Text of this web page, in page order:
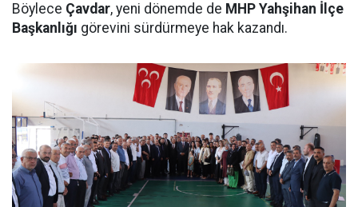
Böylece Çavdar, yeni dönemde de MHP Yahşihan İlçe
Başkanlığı görevini sürdürmeye hak kazandı.